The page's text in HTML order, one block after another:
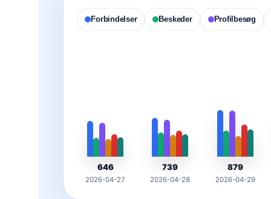
Forbindelser Beskeder Profilbesøg
646
2026-04-27
739
2026-04-28
879
2026-04-29